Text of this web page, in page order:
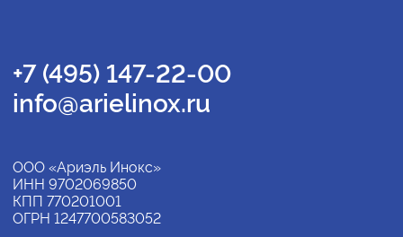
+7 (495) 147-22-00
info@arielinox.ru
ООО «Ариэль Инокс»
ИНН 9702069850
КПП 770201001
ОГРН 1247700583052